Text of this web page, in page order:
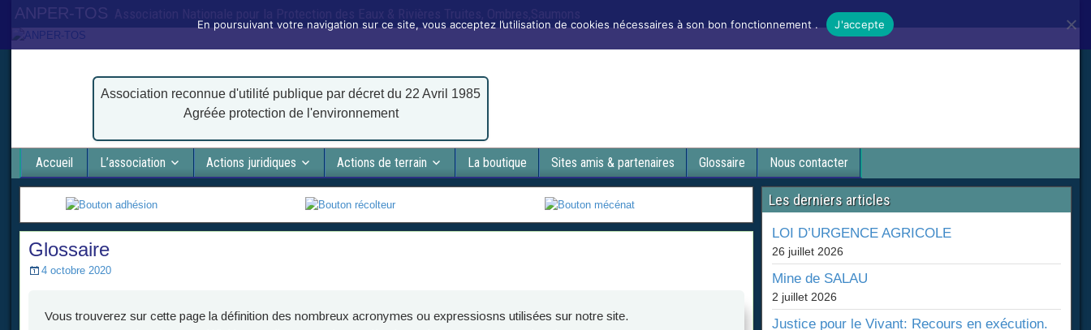
ANPER-TOS
Association reconnue d'utilité publique par décret du 22 Avril 1985
Agréée protection de l'environnement
Accueil L’association Actions juridiques Actions de terrain La boutique Sites amis & partenaires Glossaire Nous contacter
Glossaire
4 octobre 2020
Vous trouverez sur cette page la définition des nombreux acronymes ou expressiosns utilisées sur notre site.
Les derniers articles
LOI D’URGENCE AGRICOLE
26 juillet 2026
Mine de SALAU
2 juillet 2026
Justice pour le Vivant: Recours en exécution.
En poursuivant votre navigation sur ce site, vous acceptez l’utilisation de cookies nécessaires à son bon fonctionnement . J'accepte